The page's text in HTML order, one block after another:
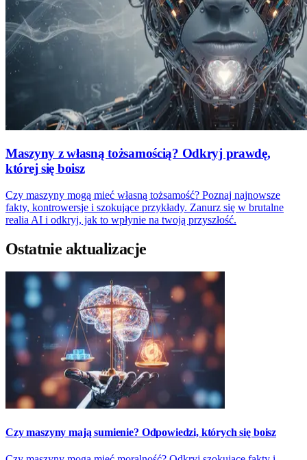
Maszyny z własną tożsamością? Odkryj prawdę,
której się boisz
Czy maszyny mogą mieć własną tożsamość? Poznaj najnowsze
fakty, kontrowersje i szokujące przykłady. Zanurz się w brutalne
realia AI i odkryj, jak to wpłynie na twoją przyszłość.
Ostatnie aktualizacje
Czy maszyny mają sumienie? Odpowiedzi, których się boisz